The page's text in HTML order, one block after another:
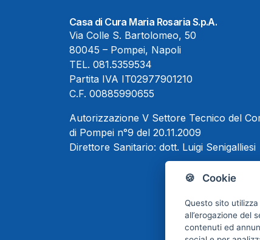
🍪 Cookie
Questo sito
all’erogazione del
contenuti ed
Casa di Cura Maria Rosaria S.p.A.
Via Colle S. Bartolomeo, 50
80045 – Pompei, Napoli
TEL. 081.5359534
Partita IVA IT02977901210
C.F. 00885990655
Autorizzazione V Settore Tecnico del
di Pompei n°9 del 20.11.2009
Direttore Sanitario: dott. Luigi Senigalliesi